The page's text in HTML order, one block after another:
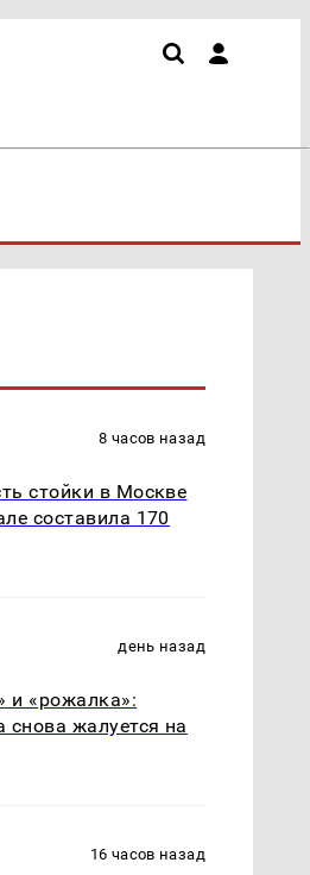
8 часов назад
стойки в Москве
составила 170
день назад
и «рожалка»:
снова жалуется на
16 часов назад